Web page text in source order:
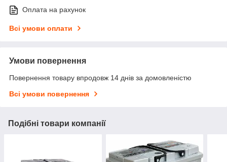
Оплата на рахунок
Всі умови оплати
Умови повернення
Повернення товару впродовж 14 днів за домовленістю
Всі умови повернення
Подібні товари компанії